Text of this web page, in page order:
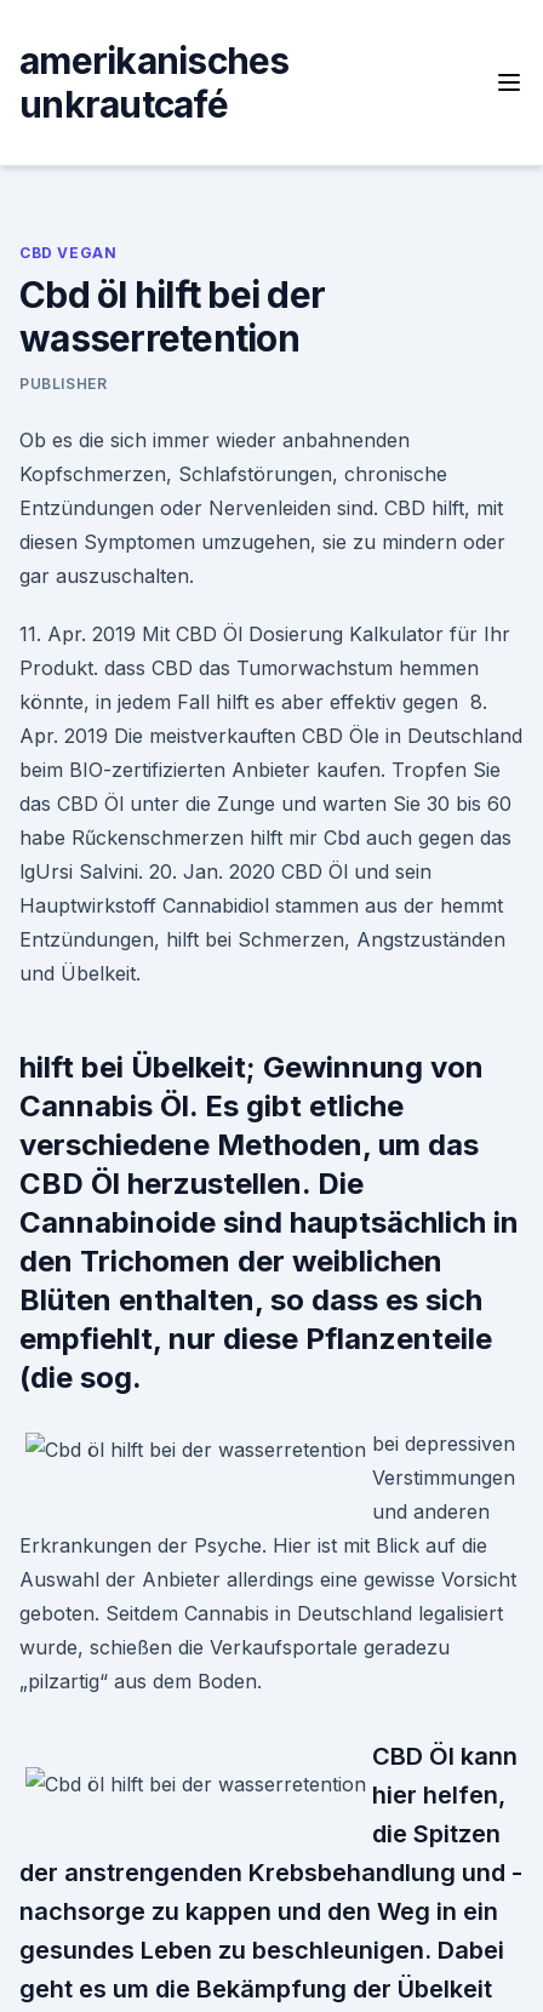
content
amerikanisches
unkrautcafé
CBD VEGAN
Cbd öl hilft bei der
wasserretention
PUBLISHER
Ob es die sich immer wieder anbahnenden
Kopfschmerzen, Schlafstörungen, chronische
Entzündungen oder Nervenleiden sind. CBD hilft, mit
diesen Symptomen umzugehen, sie zu mindern oder
gar auszuschalten.
11. Apr. 2019 Mit CBD Öl Dosierung Kalkulator für Ihr
Produkt. dass CBD das Tumorwachstum hemmen
könnte, in jedem Fall hilft es aber effektiv gegen 8.
Apr. 2019 Die meistverkauften CBD Öle in Deutschland
beim BIO-zertifizierten Anbieter kaufen. Tropfen Sie
das CBD Öl unter die Zunge und warten Sie 30 bis 60
habe Rűckenschmerzen hilft mir Cbd auch gegen das
lgUrsi Salvini. 20. Jan. 2020 CBD Öl und sein
Hauptwirkstoff Cannabidiol stammen aus der hemmt
Entzündungen, hilft bei Schmerzen, Angstzuständen
und Übelkeit.
hilft bei Übelkeit; Gewinnung von
Cannabis Öl. Es gibt etliche
verschiedene Methoden, um das
CBD Öl herzustellen. Die
Cannabinoide sind hauptsächlich in
den Trichomen der weiblichen
Blüten enthalten, so dass es sich
empfiehlt, nur diese Pflanzenteile
(die sog.
bei depressiven
Verstimmungen
und anderen
Erkrankungen der Psyche. Hier ist mit Blick auf die
Auswahl der Anbieter allerdings eine gewisse Vorsicht
geboten. Seitdem Cannabis in Deutschland legalisiert
wurde, schießen die Verkaufsportale geradezu
„pilzartig“ aus dem Boden.
CBD Öl kann
hier helfen,
die Spitzen
der anstrengenden Krebsbehandlung und -
nachsorge zu kappen und den Weg in ein
gesundes Leben zu beschleunigen. Dabei
geht es um die Bekämpfung der Übelkeit